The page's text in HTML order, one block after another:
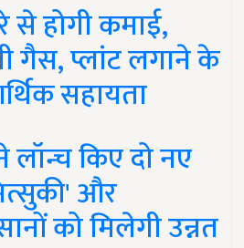
होगी कमाई,
गैस, प्लांट लगाने के
सहायता
किए दो नए
और
को मिलेगी उन्नत